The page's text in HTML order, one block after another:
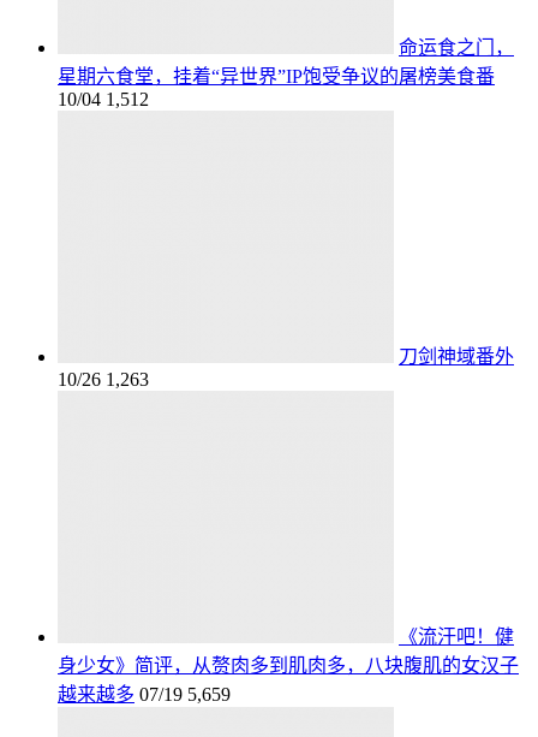
命运食之门，
星期六食堂，挂着“异世界”IP饱受争议的屠榜美食番
10/04 1,512
刀剑神域番外
10/26 1,263
《流汗吧！健
身少女》简评，从赘肉多到肌肉多，八块腹肌的女汉子
越来越多 07/19 5,659